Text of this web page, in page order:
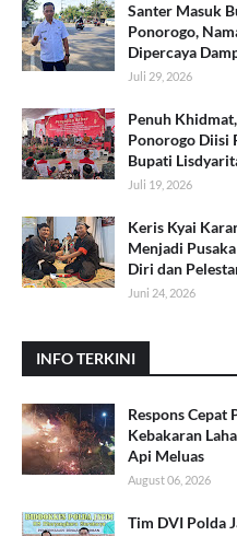
Santer Masuk
Ponorogo,
Dipercaya
Juli 29, 2026
Penuh
Ponorogo Diisi
Bupati
Juli 19, 2026
Keris Kyai
Menjadi
Diri dan
Juni 24, 2026
INFO TERKINI
Respons Cepat
Kebakaran
Api Meluas
August 06, 2026
Tim DVI Polda